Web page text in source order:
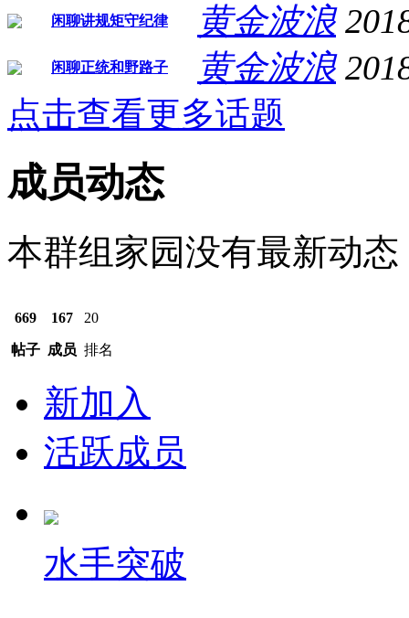
闲聊讲规矩守纪律 黄金波浪
闲聊正统和野路子 黄金波浪
点击查看更多话题
成员动态
本群组家园没有最新动态
669
帖子
167
成员
20
排名
新加入
活跃成员
水手突破